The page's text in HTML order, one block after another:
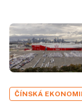
ČÍNSKÁ